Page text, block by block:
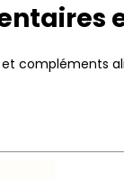
compléments